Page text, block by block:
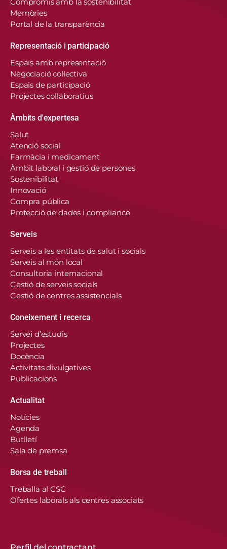
de Catalunya fa servir cookies pròpies i de
tercers per recordar les vostres preferències,
Obtenir més informació
Memòries
Portal de la transparència
Representació i participació
Espais amb representació
Negociació col·lectiva
Espais de participació
Projectes col·laboratius
Àmbits d'expertesa
Salut
Atenció social
Farmàcia i medicament
Àmbit laboral i gestió de persones
Sostenibilitat
Innovació
Compra pública
Protecció de dades i compliance
Serveis
Serveis a les entitats de salut i socials
Serveis al món local
Consultoria internacional
Gestió de serveis socials
Gestió de centres assistencials
Coneixement i recerca
Servei d’estudis
Projectes
Docència
Activitats divulgatives
Publicacions
Actualitat
Notícies
Agenda
Butlletí
Sala de premsa
Borsa de treball
Treballa al CSC
Ofertes laborals als centres associats